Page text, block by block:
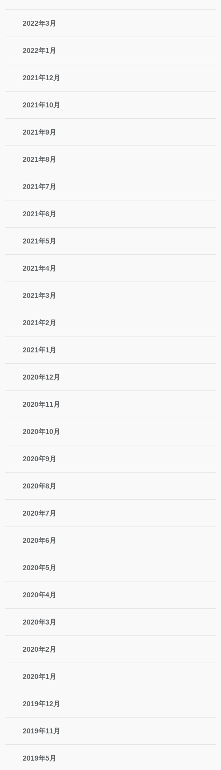
2022年3月
2022年1月
2021年12月
2021年10月
2021年9月
2021年8月
2021年7月
2021年6月
2021年5月
2021年4月
2021年3月
2021年2月
2021年1月
2020年12月
2020年11月
2020年10月
2020年9月
2020年8月
2020年7月
2020年6月
2020年5月
2020年4月
2020年3月
2020年2月
2020年1月
2019年12月
2019年11月
2019年5月